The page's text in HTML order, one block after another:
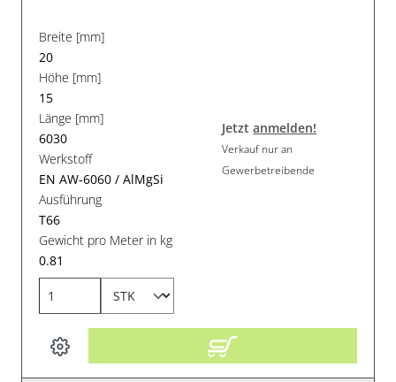
Breite [mm]
20
Höhe [mm]
15
Länge [mm]
6030
Werkstoff
EN AW-6060 / AlMgSi
Ausführung
T66
Gewicht pro Meter in kg
0.81
Jetztanmelden!
Verkauf nur an
Gewerbetreibende